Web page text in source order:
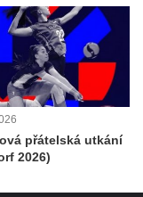
přátelská utkání
2026)